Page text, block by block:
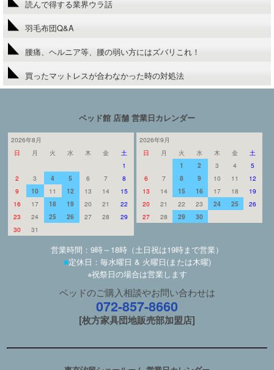
読んで得する業界ウラ話
羽毛布団Q&A
腰痛、ヘルニア等、腰の弱い方にはズバリこれ！
買ったマットレスが合わなかった時の対処法
ベッド館 店舗 営業日カレンダー
2026年8月
日
月 火 水 木 金
土
1
2
3 4 5 6 7
8
9
10 11 12 13 14
15
16
17 18 19 20 21
22
23
24 25 26 27 28
29
30
31
2026年9月
日
月 火 水 木 金
土
1
2 3 4
5
6
7 8 9 10 11
12
13
14 15 16 17 18
19
20
21 22 23 24 25
26
27
28 29 30
営業時間：9時～18時（土日祝は19時まで営業）
■定休日：毎水曜日 & 火曜日(または木曜)
※祝祭日の場合は営業します
ベッドのご購入相談やお問い合わせは
072-857-8660
[枚方家具団地販売部加盟店]